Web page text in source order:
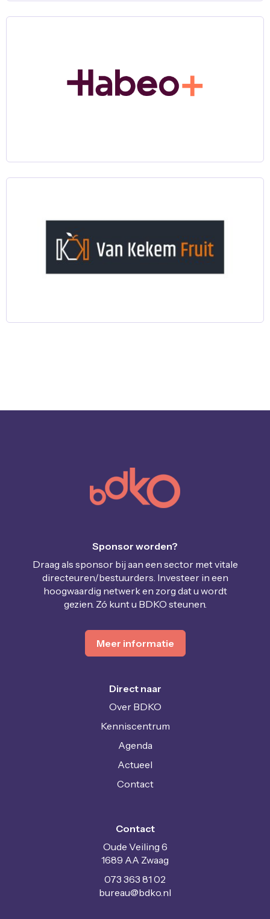
Sponsor worden?
Draag als sponsor bij aan een sector met vitale
directeuren/bestuurders. Investeer in een
hoogwaardig netwerk en zorg dat u wordt
gezien. Zó kunt u BDKO steunen.
Meer informatie
Direct naar
Over BDKO
Kenniscentrum
Agenda
Actueel
Contact
Contact
Oude Veiling 6
1689 AA Zwaag
073 363 81 02
uaerub@bdko.nl